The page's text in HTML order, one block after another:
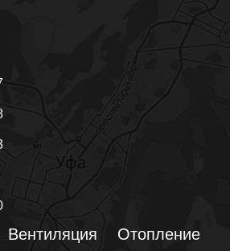
Вентиляция
Отопление